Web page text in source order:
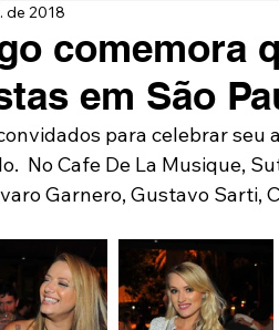
comemora
em São
de 2018
para celebrar
No Cafe De La Musique,
Garnero, Gustavo Sarti,